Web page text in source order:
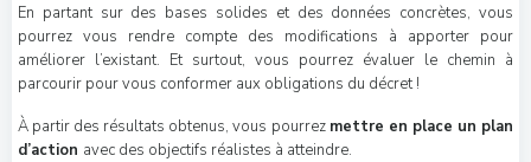
En partant sur des bases solides et des données concrètes, vous
pourrez vous rendre compte des modifications à apporter pour
améliorer l’existant. Et surtout, vous pourrez évaluer le chemin à
parcourir pour vous conformer aux obligations du décret !
À partir des résultats obtenus, vous pourrez mettre en place un plan
d’action avec des objectifs réalistes à atteindre.